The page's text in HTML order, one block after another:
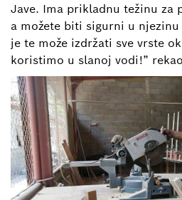
Jave. Ima prikladnu težinu za
a možete biti sigurni u
je te može izdržati sve vrste
koristimo u slanoj vodi!”